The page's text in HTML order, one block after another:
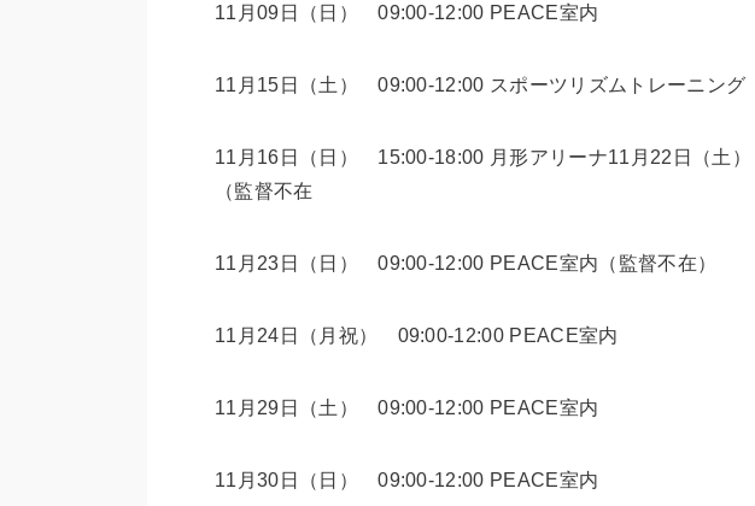
11月09日（日） 09:00-12:00 PEACE室内
11月15日（土） 09:00-12:00 スポーツリズムトレーニング
11月16日（日） 15:00-18:00 月形アリーナ11月22日（土
（監督不在
11月23日（日） 09:00-12:00 PEACE室内（監督不在）
11月24日（月祝） 09:00-12:00 PEACE室内
11月29日（土） 09:00-12:00 PEACE室内
11月30日（日） 09:00-12:00 PEACE室内